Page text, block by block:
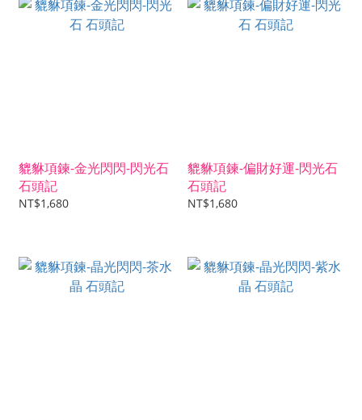
貔貅項鍊-金光閃閃-閃光石
石頭記
NT$1,680
貔貅項鍊-偏財好運-閃光石
石頭記
NT$1,680